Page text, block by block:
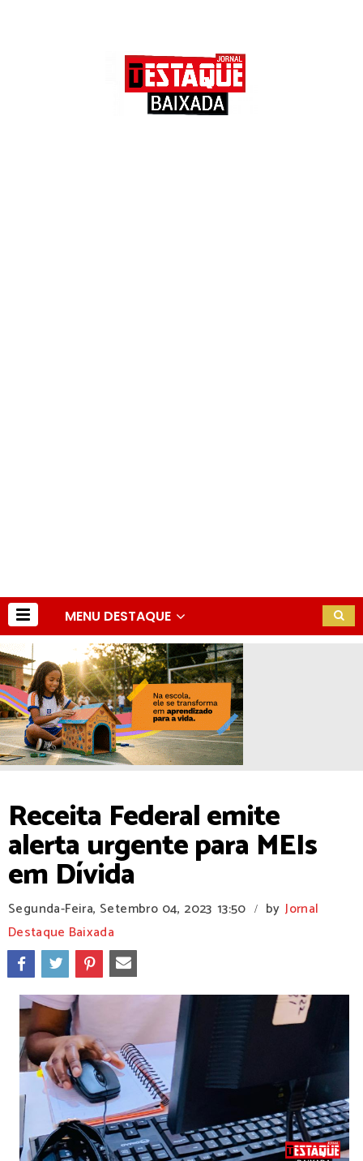
MENU DESTAQUE
Receita Federal emite
alerta urgente para MEIs
em Dívida
Segunda-Feira, Setembro 04, 2023 13:50 / by Jornal
Destaque Baixada